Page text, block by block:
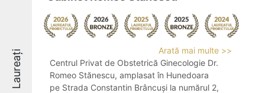
Laureați
Arată mai multe >>
Centrul Privat de Obstetrică Ginecologie Dr.
Romeo Stănescu, amplasat în Hunedoara
pe Strada Constantin Brâncuși la numărul 2,